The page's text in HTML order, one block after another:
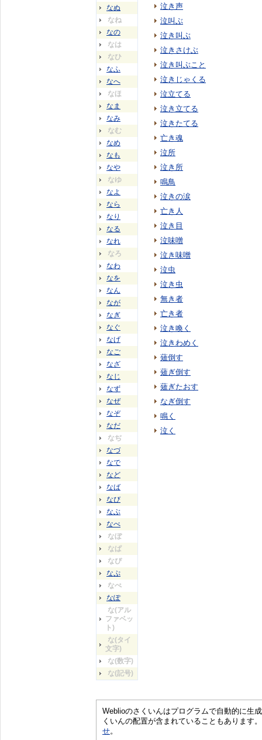
なぬ
なね
なの
なは
なひ
なふ
なへ
なほ
なま
なみ
なむ
なめ
なも
なや
なゆ
なよ
なら
なり
なる
なれ
なろ
なわ
なを
なん
なが
なぎ
なぐ
なげ
なご
なざ
なじ
なず
なぜ
なぞ
なだ
なぢ
なづ
なで
など
なば
なび
なぶ
なべ
なぼ
なぱ
なぴ
なぷ
なぺ
なぽ
な(アル
ファベッ
ト)
な(タイ
文字)
な(数字)
な(記号)
泣き声
泣叫ぶ
泣き叫ぶ
泣きさけぶ
泣き叫ぶこと
泣きじゃくる
泣立てる
泣き立てる
泣きたてる
亡き魂
泣所
泣き所
鳴鳥
泣きの涙
亡き人
泣き目
泣味噌
泣き味噌
泣虫
泣き虫
無き者
亡き者
泣き喚く
泣きわめく
薙倒す
薙ぎ倒す
薙ぎたおす
なぎ倒す
鳴く
泣く
Weblioのさくいんはプログラムで自動的に生
くいんの配置が含まれていることもあります
せ。